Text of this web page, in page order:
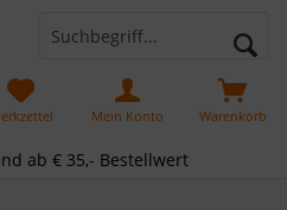
ab € 35,- Bestellwert
Warenkorb
Mein Konto